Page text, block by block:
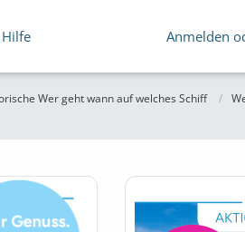
Hilfe Anmelden
Wer geht wann auf welches Schiff